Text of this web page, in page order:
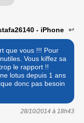
- iPhone ↩
que vous !!! Pour
Vous kiffez sa
le rapport !!
lotus depuis 1 ans
donc pas besoin
28/10/2014 à 18h43